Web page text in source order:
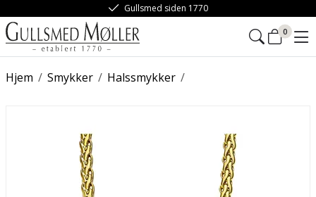
Gullsmed siden 1770
0
/
Hjem /
Smykker /
Halssmykker